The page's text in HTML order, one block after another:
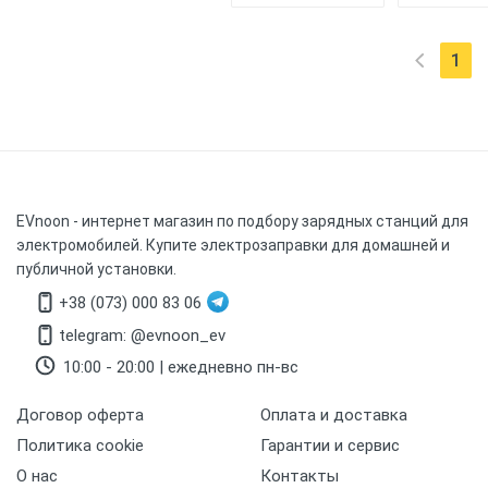
1
EVnoon - интернет магазин по подбору зарядных станций для
электромобилей. Купите электрозаправки для домашней и
публичной установки.
+38 (073) 000 83 06
telegram: @evnoon_ev
10:00 - 20:00 | ежедневно пн-вс
Договор оферта
Оплата и доставка
Политика cookie
Гарантии и сервис
О нас
Контакты